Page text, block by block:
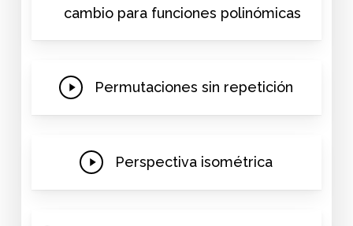
cambio para funciones polinómicas
Play
Permutaciones sin repetición
Play
Perspectiva isométrica